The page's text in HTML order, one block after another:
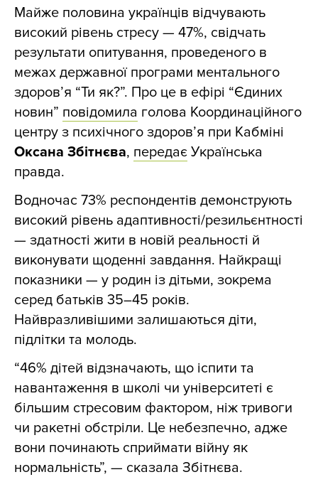
Майже половина українців відчувають
високий рівень стресу — 47%, свідчать
результати опитування, проведеного в
межах державної програми ментального
здоров’я “Ти як?”. Про це в ефірі “Єдиних
новин” повідомила голова Координаційного
центру з психічного здоров’я при Кабміні
Оксана Збітнєва, передає Українська
правда.
Водночас 73% респондентів демонструють
високий рівень адаптивності/резильєнтності
— здатності жити в новій реальності й
виконувати щоденні завдання. Найкращі
показники — у родин із дітьми, зокрема
серед батьків 35–45 років.
Найвразливішими залишаються діти,
підлітки та молодь.
“46% дітей відзначають, що іспити та
навантаження в школі чи університеті є
більшим стресовим фактором, ніж тривоги
чи ракетні обстріли. Це небезпечно, адже
вони починають сприймати війну як
нормальність”, — сказала Збітнєва.